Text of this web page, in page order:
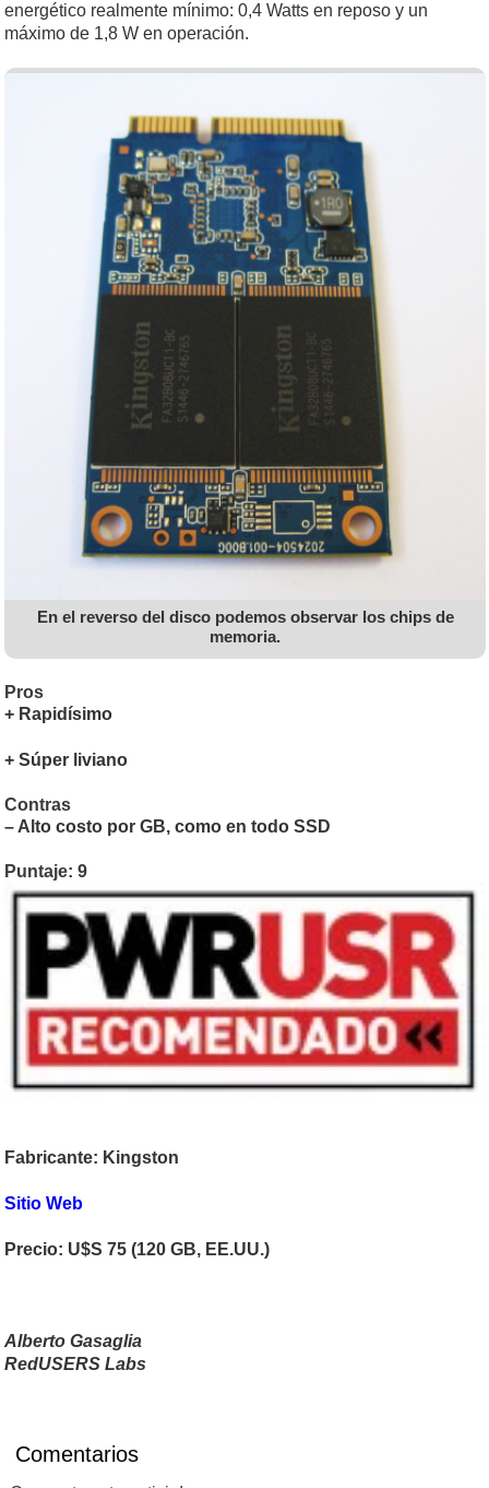
energético realmente mínimo: 0,4 Watts en reposo y un
máximo de 1,8 W en operación.
En el reverso del disco podemos observar los chips de
memoria.
Pros
+ Rapidísimo
+ Súper liviano
Contras
– Alto costo por GB, como en todo SSD
Puntaje: 9
Fabricante: Kingston
Sitio Web
Precio: U$S 75 (120 GB, EE.UU.)
Alberto Gasaglia
RedUSERS Labs
Comentarios